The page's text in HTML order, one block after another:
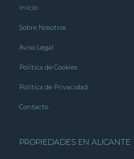
Inicio
Sobre Nosotros
Aviso Legal
Política de Cookies
Política de Privacidad
Contacto
PROPIEDADES EN ALICANTE